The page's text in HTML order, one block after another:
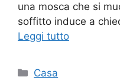
una mosca che si
soffitto induce a
Leggi tutto
Categorie
Casa